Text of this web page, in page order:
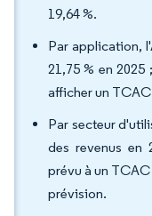
19,64 %.
Par application,
21,75 % en
afficher un TCAC
Par secteur
des revenus en
prévu à un
prévision.